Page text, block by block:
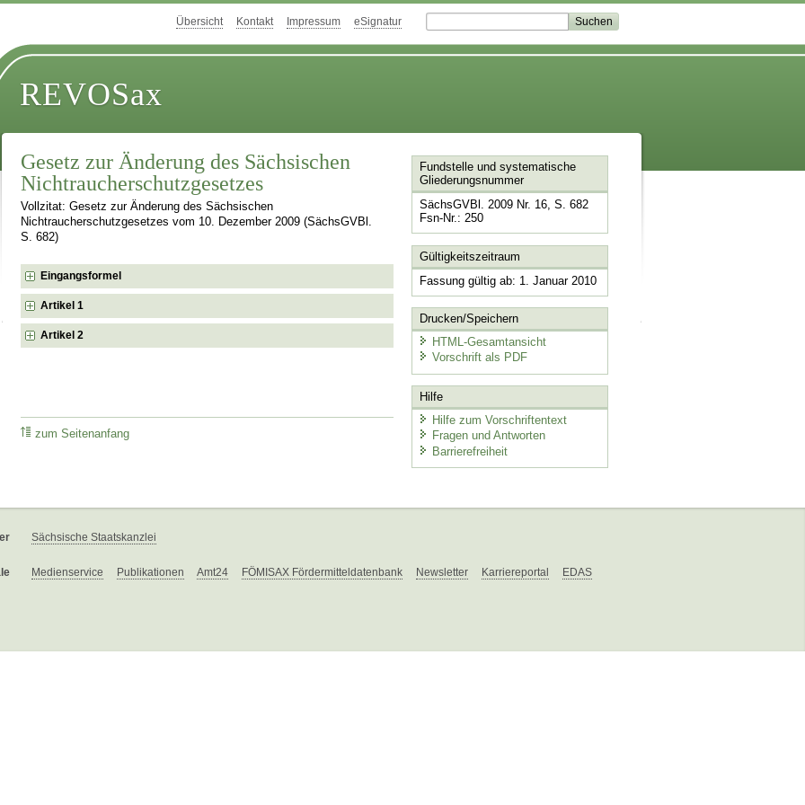
Übersicht Kontakt Impressum eSignatur
REVOSax
Gesetz zur Änderung des Sächsischen
Nichtraucherschutzgesetzes
Vollzitat: Gesetz zur Änderung des Sächsischen
Nichtraucherschutzgesetzes vom 10. Dezember 2009 (SächsGVBl.
S. 682)
Eingangsformel
Artikel 1
Artikel 2
zum Seitenanfang
Fundstelle und systematische
Gliederungsnummer
SächsGVBl. 2009 Nr. 16, S. 682
Fsn-Nr.: 250
Gültigkeitszeitraum
Fassung gültig ab: 1. Januar 2010
Drucken/Speichern
HTML-Gesamtansicht
Vorschrift als PDF
Hilfe
Hilfe zum Vorschriftentext
Fragen und Antworten
Barrierefreiheit
Sächsische Staatskanzlei
Medienservice Publikationen Amt24 FÖMISAX Fördermitteldatenbank Newsletter Karriereportal EDAS